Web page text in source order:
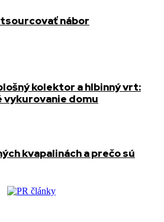
nábor
kolektor a hlbinný vrt:
vykurovanie domu
kvapalinách a prečo sú